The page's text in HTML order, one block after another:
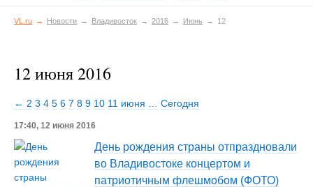
VL.ru Новости Владивосток 2016 Июнь 12
12 июня 2016
← 2 3 4 5 6 7 8 9 10 11 июня Сегодня
17:40, 12 июня 2016
День рождения страны отпраздновали
во Владивостоке концертом и
патриотичным флешмобом (ФОТО)